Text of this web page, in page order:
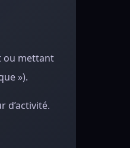
ou mettant
»).
d’activité.